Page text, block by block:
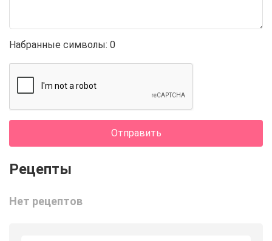
Набранные символы: 0
Отправить
Нет рецептов